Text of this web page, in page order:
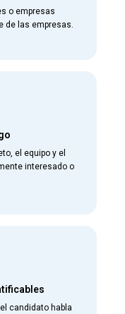
o empresas
de las empresas.
el equipo y el
interesado o
candidato habla